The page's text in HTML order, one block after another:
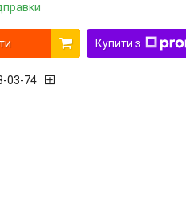
Купити з
03-74